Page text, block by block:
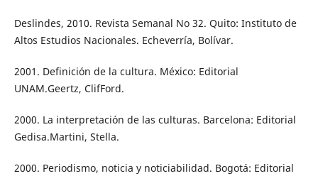
Deslindes, 2010. Revista Semanal No 32. Quito: Instituto de
Altos Estudios Nacionales. Echeverría, Bolívar.
2001. Definición de la cultura. México: Editorial
UNAM.Geertz, ClifFord.
2000. La interpretación de las culturas. Barcelona: Editorial
Gedisa.Martini, Stella.
2000. Periodismo, noticia y noticiabilidad. Bogotá: Editorial